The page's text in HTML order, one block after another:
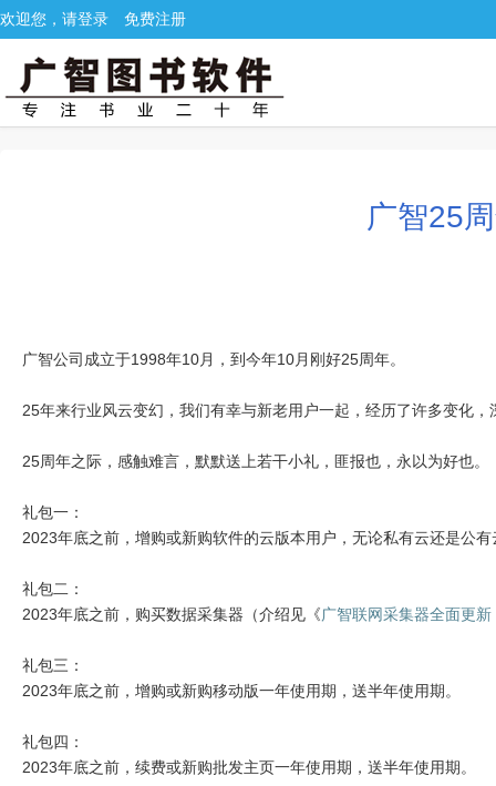
欢迎您，请登录 免费注册
广智25
广智公司成立于1998年10月，到今年10月刚好25周年。
25年来行业风云变幻，我们有幸与新老用户一起，经历了许多变化，
25周年之际，感触难言，默默送上若干小礼，匪报也，永以为好也。
礼包一：
2023年底之前，增购或新购软件的云版本用户，无论私有云还是公
礼包二：
2023年底之前，购买数据采集器（介绍见《广智联网采集器全面更
礼包三：
2023年底之前，增购或新购移动版一年使用期，送半年使用期。
礼包四：
2023年底之前，续费或新购批发主页一年使用期，送半年使用期。